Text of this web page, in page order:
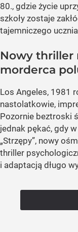
80., gdzie życie
szkoły zostaje
tajemniczego
Nowy thriller
morderca
Los Angeles, 1981
nastolatkowie,
Pozornie beztroski
jednak pękać, gdy
„Strzępy”, nowy
thriller
i adaptacją długo